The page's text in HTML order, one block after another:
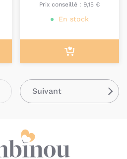
Prix conseillé : 9,15 €
En stock
Suivant